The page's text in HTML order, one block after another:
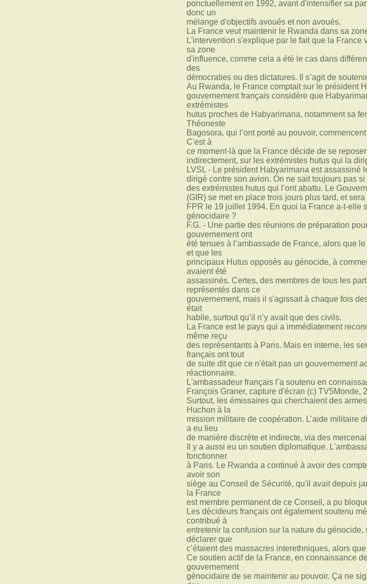
ponctuellement en 1992, avant d'intensifier sa
donc un
mélange d'objectifs avoués et non avoués.
La France veut maintenir le Rwanda dans sa
L'intervention s'explique par le fait que la France
sa zone
d'influence, comme cela a été le cas dans
des
démocraties ou des dictatures. Il s’agit de
Au Rwanda, le France comptait sur le président
gouvernement français considère que
extrémistes
hutus proches de Habyarimana, notamment sa
Théoneste
Bagosora, qui l’ont porté au pouvoir,
C'est à
ce moment-là que la France décide de se
indirectement, sur les extrémistes hutus qui la
LVSL - Le président Habyarimana est assassiné
dirigé contre son avion. On ne sait toujours pas
des extrémistes hutus qui l’ont abattu. Le
(GIR) se met en place trois jours plus tard, et
FPR le 19 juillet 1994. En quoi la France a-t-elle
génocidaire ?
F.G. - Une partie des réunions de préparation
gouvernement ont
été tenues à l’ambassade de France, alors que
et que les
principaux Hutus opposés au génocide, à
avaient été
assassinés. Certes, des membres de tous les
représentés dans ce
gouvernement, mais il s'agissait à chaque fois
était
habile, surtout qu’il n’y avait que des civils.
La France est le pays qui a immédiatement
même reçu
des représentants à Paris. Mais en interne, les
français ont tout
de suite dit que ce n'était pas un gouvernement
réactionnaire.
L'ambassadeur français l’a soutenu en
François Graner, capture d'écran (c) TV5Monde,
Surtout, les émissaires qui cherchaient des
Huchon à la
mission militaire de coopération. L’aide militaire
a eu lieu
de manière discrète et indirecte, via des
Il y a aussi eu un soutien diplomatique.
fonctionner
à Paris. Le Rwanda a continué à avoir des
avoir son
siège au Conseil de Sécurité, qu'il avait depuis
la France
est membre permanent de ce Conseil, a pu
Les décideurs français ont également soutenu
contribué à
entretenir la confusion sur la nature du génocide,
déclarer que
c’étaient des massacres interethniques, alors
Ce soutien actif de la France, en connaissance
gouvernement
génocidaire de se maintenir au pouvoir. Ça ne